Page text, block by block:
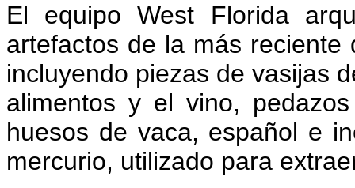
El equipo West Florida
artefactos de la más
incluyendo piezas de vasijas
alimentos y el vino,
huesos de vaca, español e
mercurio, utilizado para